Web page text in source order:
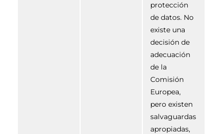
protección
de datos. No
existe una
decisión de
adecuación
de la
Comisión
Europea,
pero existen
salvaguardas
apropiadas,